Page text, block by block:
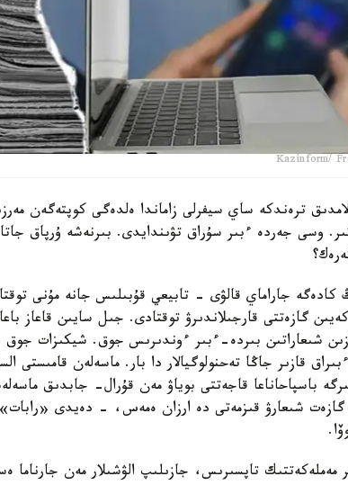
ترەندكە ساي سيفرلى زاماندا ەلدەگى كوپتەگەن
وسى جەردە ءبىر سۇراق تۋىندايدى. بىرنەشە ۇرپاق
كادەگە جاراماي قالۋى - تابيعي قۇبىلىس جانە مۇنى
كەيىن گازەتتى قارجىلاندىرۋ توقتادى. جىل سايىن قاعاز
شىعاراتىن بىردە-ءبىر ءوندىرىس جوق. شيكىزات
قازىر جاڭا تەحنولوگيالار دا بار. ماسەلەن
باسپاحاناعا قاجەتتى بوياۋ مەن قۇرال- جابدىق
گازەت شىعارۋ قىزمەتى دە ارزان ەمەس، - دەيدى
مەملەكەتتىك تاپسىرىس، جازىلىپ الۋشىلار مەن